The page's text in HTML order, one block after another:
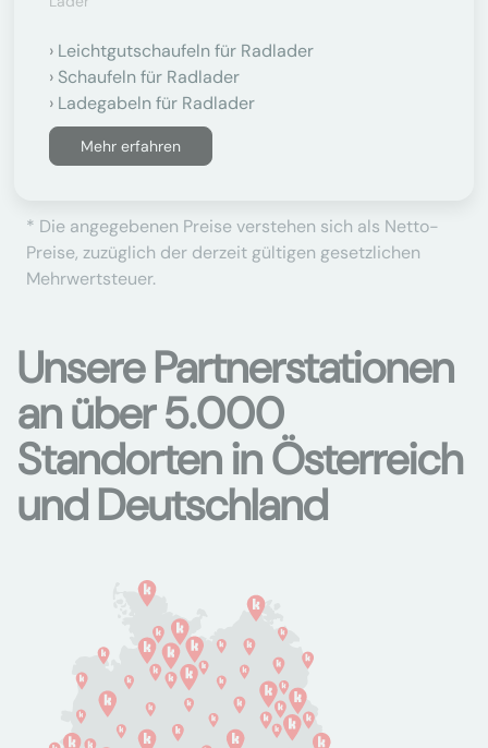
Leichtgutschaufeln für Radlader
Schaufeln für Radlader
Ladegabeln für Radlader
Mehr erfahren
* Die angegebenen Preise verstehen sich als Netto-
Preise, zuzüglich der derzeit gültigen gesetzlichen
Mehrwertsteuer.
Unsere Partnerstationen
an über 5.000
Standorten in Österreich
und Deutschland